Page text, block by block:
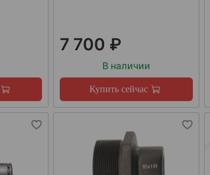
7 700 ₽
В наличии
Купить сейчас